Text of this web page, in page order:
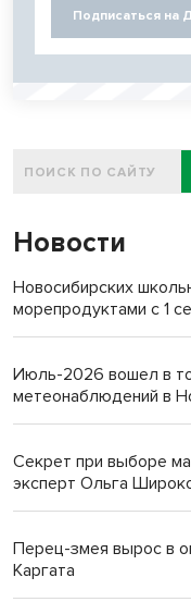
Подписаться на
Новости
Новосибирских
морепродуктами с 1
Июль-2026 вошел в
метеонаблюдений в
Секрет при выборе
эксперт Ольга
Перец-змея вырос в
Каргата